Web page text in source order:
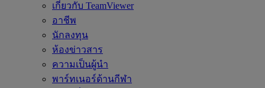
เกี่ยวกับ TeamViewer
อาชีพ
นักลงทุน
ห้องข่าวสาร
ความเป็นผู้นำ
พาร์ทเนอร์ด้านกีฬา